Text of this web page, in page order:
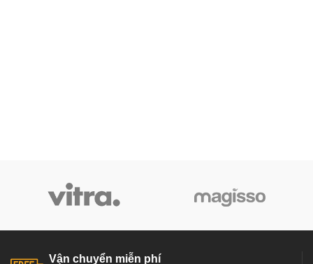
Vận chuyển miễn phí